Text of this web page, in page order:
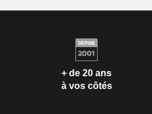
+ de 20 ans
à vos côtés